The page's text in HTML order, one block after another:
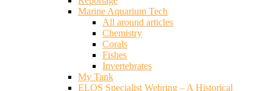
Marine Aquarium Tech
All around articles
Chemistry
Corals
Fishes
Invertebrates
My Tank
ELOS Specialist Webring – A Historical